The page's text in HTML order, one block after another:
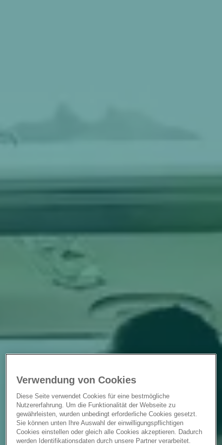
Verwendung von Cookies
Diese Seite verwendet Cookies für eine bestmögliche
Nutzererfahrung. Um die Funktionalität der Webseite zu
gewährleisten, wurden unbedingt erforderliche Cookies gesetzt.
Sie können unten Ihre Auswahl der einwilligungspflichtigen
Cookies einstellen oder gleich alle Cookies akzeptieren. Dadurch
werden Identifikationsdaten durch unsere Partner verarbeitet.